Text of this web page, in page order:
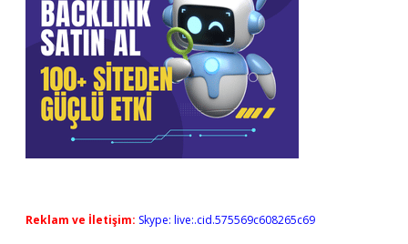
Reklam ve İletişim: Skype: live:.cid.575569c608265c69